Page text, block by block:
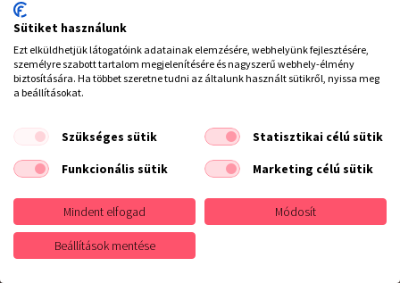
------------------------------
25 év Fodrászkellékes
szakmai tapasztalat
A legjobb minőséget
gyártók termékei
-----------------------------
hírlevél feliratkozás
Sütiket használunk
Ezt elküldhetjük látogatóink adatainak elemzésére, webhelyünk fejlesztésére,
személyre szabott tartalom megjelenítésére és nagyszerű webhely-élmény
biztosítására. Ha többet szeretne tudni az általunk használt sütikről, nyissa meg
a beállításokat.
Szükséges sütik
Statisztikai célú sütik
Funkcionális sütik
Marketing célú sütik
Mindent elfogad Módosít
Beállítások mentése